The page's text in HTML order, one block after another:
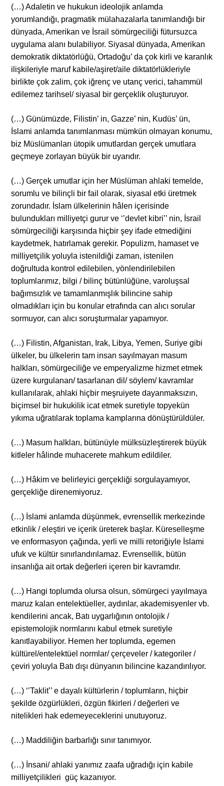
(…) Adaletin ve hukukun ideolojik anlamda
yorumlandığı, pragmatik mülahazalarla tanımlandığı bir
dünyada, Amerikan ve İsrail sömürgeciliği fütursuzca
uygulama alanı bulabiliyor. Siyasal dünyada, Amerikan
demokratik diktatörlüğü, Ortadoğu’ da çok kirli ve karanlık
ilişkileriyle maruf kabile/aşiret/aile diktatörlükleriyle
birlikte çok zalim, çok iğrenç ve utanç verici, tahammül
edilemez tarihsel/ siyasal bir gerçeklik oluşturuyor.
(…) Günümüzde, Filistin’ in, Gazze’ nin, Kudüs’ ün,
İslami anlamda tanımlanması mümkün olmayan konumu,
biz Müslümanları ütopik umutlardan gerçek umutlara
geçmeye zorlayan büyük bir uyarıdır.
(…) Gerçek umutlar için her Müslüman ahlaki temelde,
sorumlu ve bilinçli bir fail olarak, siyasal etki üretmek
zorundadır. İslam ülkelerinin hâlen içerisinde
bulundukları milliyetçi gurur ve ‘’devlet kibri’’ nin, İsrail
sömürgeciliği karşısında hiçbir şey ifade etmediğini
kaydetmek, hatırlamak gerekir. Populizm, hamaset ve
milliyetçilik yoluyla istenildiği zaman, istenilen
doğrultuda kontrol edilebilen, yönlendirilebilen
toplumlarımız, bilgi / bilinç bütünlüğüne, varoluşsal
bağımsızlık ve tamamlanmışlık bilincine sahip
olmadıkları için bu konular etrafında can alıcı sorular
sormuyor, can alıcı soruşturmalar yapamıyor.
(…) Filistin, Afganistan, Irak, Libya, Yemen, Suriye gibi
ülkeler, bu ülkelerin tam insan sayılmayan masum
halkları, sömürgeciliğe ve emperyalizme hizmet etmek
üzere kurgulanan/ tasarlanan dil/ söylem/ kavramlar
kullanılarak, ahlaki hiçbir meşruiyete dayanmaksızın,
biçimsel bir hukukilik icat etmek suretiyle topyekün
yıkıma uğratılarak toplama kamplarına dönüştürüldüler.
(…) Masum halkları, bütünüyle mülksüzleştirerek büyük
kitleler hâlinde muhacerete mahkum edildiler.
(…) Hâkim ve belirleyici gerçekliği sorgulayamıyor,
gerçekliğe direnemiyoruz.
(…) İslami anlamda düşünmek, evrensellik merkezinde
etkinlik / eleştiri ve içerik üreterek başlar. Küreselleşme
ve enformasyon çağında, yerli ve milli retoriğiyle İslami
ufuk ve kültür sınırlandırılamaz. Evrensellik, bütün
insanlığa ait ortak değerleri içeren bir kavramdır.
(…) Hangi toplumda olursa olsun, sömürgeci yayılmaya
maruz kalan entelektüeller, aydınlar, akademisyenler vb.
kendilerini ancak, Batı uygarlığının ontolojik /
epistemolojik normlarını kabul etmek suretiyle
kanıtlayabiliyor. Hemen her toplumda, egemen
kültürel/entelektüel normlar/ çerçeveler / kategoriler /
çeviri yoluyla Batı dışı dünyanın bilincine kazandırılıyor.
(…) ‘’Taklit’’ e dayalı kültürlerin / toplumların, hiçbir
şekilde özgürlükleri, özgün fikirleri / değerleri ve
nitelikleri hak edemeyeceklerini unutuyoruz.
(…) Maddiliğin barbarlığı sınır tanımıyor.
(…) İnsani/ ahlaki yanımız zaafa uğradığı için kabile
milliyetçilikleri güç kazanıyor.